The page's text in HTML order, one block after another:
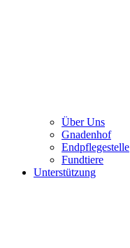
Über Uns
Gnadenhof
Endpflegestelle
Fundtiere
Unterstützung